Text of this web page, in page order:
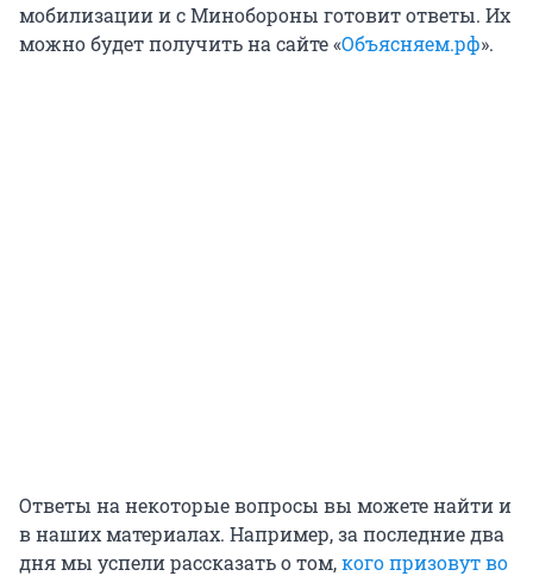
мобилизации и с Минобороны готовит ответы. Их
можно будет получить на сайте «Объясняем.рф».
Ответы на некоторые вопросы вы можете найти и
в наших материалах. Например, за последние два
дня мы успели рассказать о том,кого призовут во